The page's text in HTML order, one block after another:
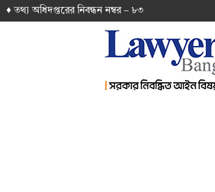
♦ তথ‌্য অ‌ধিদপ্ত‌রের নিবন্ধন নম্বর – ৮৩